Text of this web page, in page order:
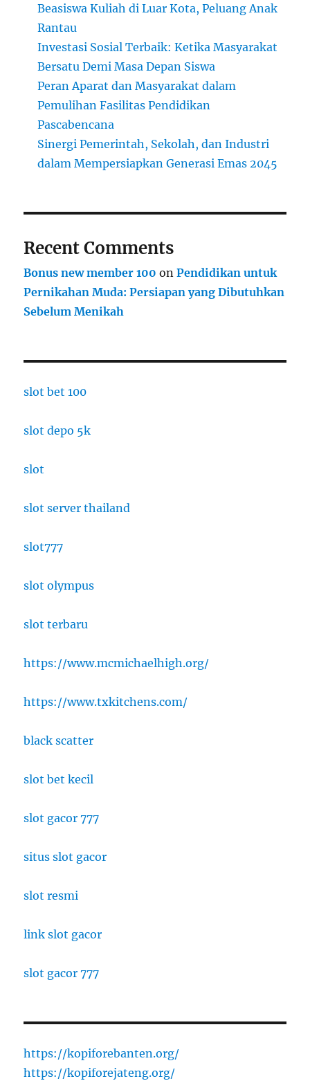
Beasiswa Kuliah di Luar Kota, Peluang Anak
Rantau
Investasi Sosial Terbaik: Ketika Masyarakat
Bersatu Demi Masa Depan Siswa
Peran Aparat dan Masyarakat dalam
Pemulihan Fasilitas Pendidikan
Pascabencana
Sinergi Pemerintah, Sekolah, dan Industri
dalam Mempersiapkan Generasi Emas 2045
Recent Comments
Bonus new member 100 onPendidikan untuk
Pernikahan Muda: Persiapan yang Dibutuhkan
Sebelum Menikah
slot bet 100
slot depo 5k
slot
slot server thailand
slot777
slot olympus
slot terbaru
https://www.mcmichaelhigh.org/
https://www.txkitchens.com/
black scatter
slot bet kecil
slot gacor 777
situs slot gacor
slot resmi
link slot gacor
slot gacor 777
https://kopiforebanten.org/
https://kopiforejateng.org/